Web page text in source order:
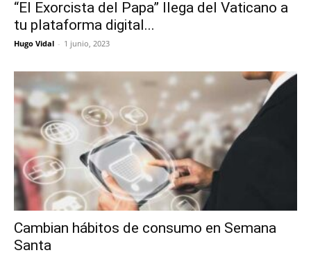
“El Exorcista del Papa” llega del Vaticano a
tu plataforma digital...
Hugo Vidal - 1 junio, 2023
Cambian hábitos de consumo en Semana
Santa